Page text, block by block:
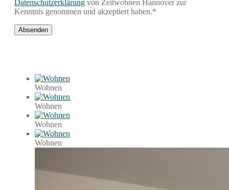
Datenschutzerklärung von Zeitwohnen Hannover zur
Kenntnis genommen und akzeptiert haben.*
Wohnen
Wohnen
Wohnen
Wohnen